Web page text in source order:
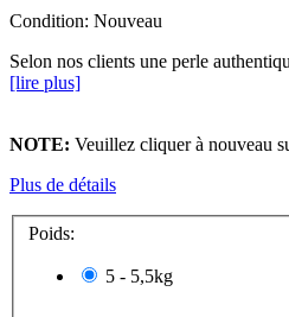
Condition: Nouveau
Selon nos clients une perle
[lire plus]
NOTE: Veuillez cliquer à nouveau
Plus de détails
Poids:
5 - 5,5kg